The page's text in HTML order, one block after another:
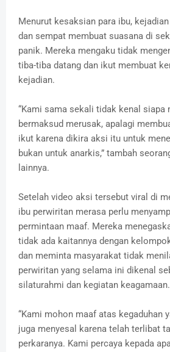
Menurut kesaksian para ibu,
dan sempat membuat suasana di
panik. Mereka mengaku tidak
tiba-tiba datang dan ikut membuat
kejadian.
“Kami sama sekali tidak kenal siapa
bermaksud merusak, apalagi
ikut karena dikira aksi itu untuk
bukan untuk anarkis,” tambah
lainnya.
Setelah video aksi tersebut viral di
ibu perwiritan merasa perlu
permintaan maaf. Mereka
tidak ada kaitannya dengan
dan meminta masyarakat tidak
perwiritan yang selama ini dikenal
silaturahmi dan kegiatan keagamaan.
“Kami mohon maaf atas kegaduhan
juga menyesal karena telah terlibat
perkaranya. Kami percaya kepada